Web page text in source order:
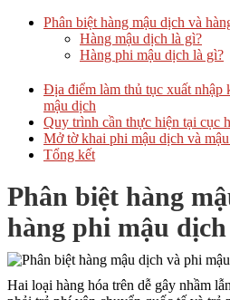
Phân biệt hàng mậu dịch và
Hàng mậu dịch là gì?
Hàng phi mậu dịch là gì?
Địa điểm làm thủ tục xuất nhập
mậu dịch
Quy trình cần thực hiện tại cục
Mở tờ khai phi mậu dịch và
Tổng kết
Phân biệt hàng
hàng phi mậu dịch
Hai loại hàng hóa trên dễ gây nhầm